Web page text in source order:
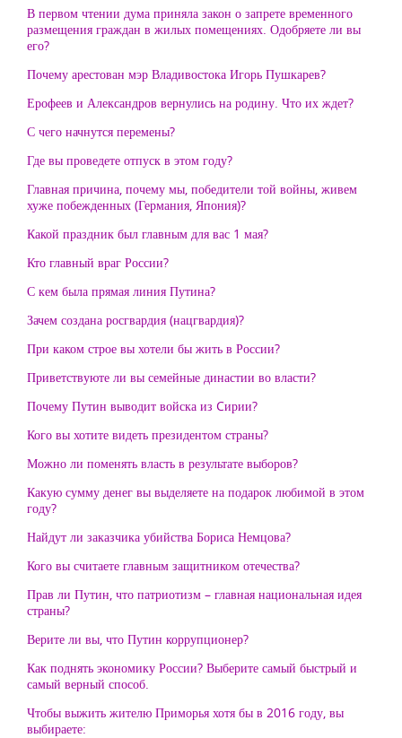
В первом чтении дума приняла закон о запрете временного
размещения граждан в жилых помещениях. Одобряете ли вы
его?
Почему арестован мэр Владивостока Игорь Пушкарев?
Ерофеев и Александров вернулись на родину. Что их ждет?
С чего начнутся перемены?
Где вы проведете отпуск в этом году?
Главная причина, почему мы, победители той войны, живем
хуже побежденных (Германия, Япония)?
Какой праздник был главным для вас 1 мая?
Кто главный враг России?
С кем была прямая линия Путина?
Зачем создана росгвардия (нацгвардия)?
При каком строе вы хотели бы жить в России?
Приветствуюте ли вы семейные династии во власти?
Почему Путин выводит войска из Cирии?
Кого вы хотите видеть президентом страны?
Можно ли поменять власть в результате выборов?
Какую сумму денег вы выделяете на подарок любимой в этом
году?
Найдут ли заказчика убийства Бориса Немцова?
Кого вы считаете главным защитником отечества?
Прав ли Путин, что патриотизм – главная национальная идея
страны?
Верите ли вы, что Путин коррупционер?
Как поднять экономику России? Выберите самый быстрый и
самый верный способ.
Чтобы выжить жителю Приморья хотя бы в 2016 году, вы
выбираете: